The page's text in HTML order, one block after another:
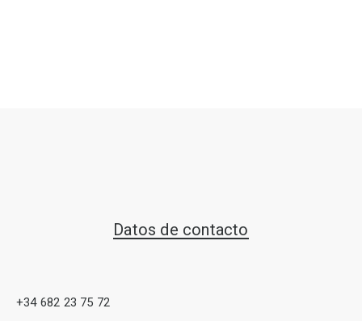
Datos de contacto
+34 682 23 75 72